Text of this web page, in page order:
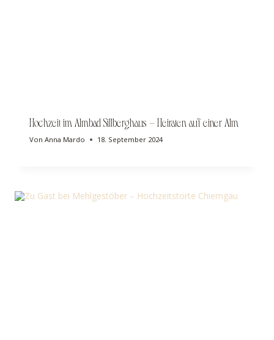
Hochzeit im Almbad Sillberghaus – Heiraten auf einer Alm
Von Anna Mardo 18. September 2024